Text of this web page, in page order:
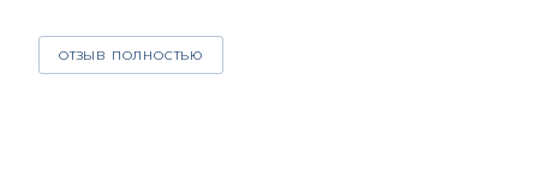
ОТЗЫВ ПОЛНОСТЬЮ